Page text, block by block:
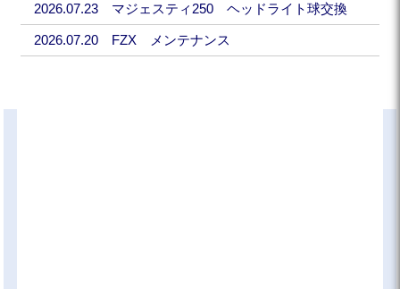
2026.07.23 マジェスティ250 ヘッドライト球交換
2026.07.20 FZX メンテナンス